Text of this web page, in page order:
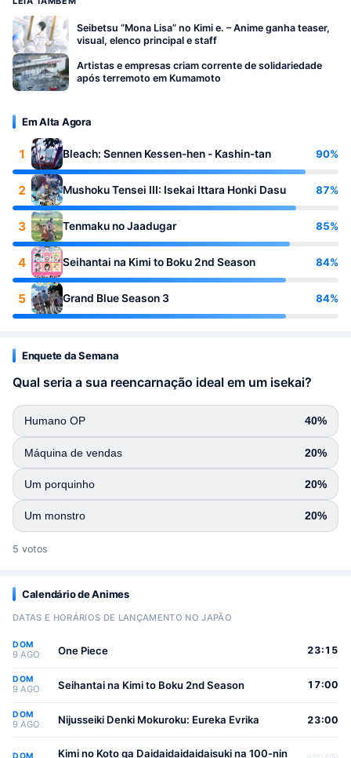
Seibetsu “Mona Lisa” no Kimi e. – Anime ganha teaser,
visual, elenco principal e staff
Artistas e empresas criam corrente de solidariedade
após terremoto em Kumamoto
Em Alta Agora
1 Bleach: Sennen Kessen-hen - Kashin-tan 90%
2 Mushoku Tensei III: Isekai Ittara Honki Dasu 87%
3 Tenmaku no Jaadugar 85%
4 Seihantai na Kimi to Boku 2nd Season 84%
5 Grand Blue Season 3 84%
Enquete da Semana
Qual seria a sua reencarnação ideal em um isekai?
Humano OP 40%
Máquina de vendas 20%
Um porquinho 20%
Um monstro 20%
5 votos
Calendário de Animes
DATAS E HORÁRIOS DE LANÇAMENTO NO JAPÃO
DOM
9 AGO One Piece 23:15
DOM
9 AGO Seihantai na Kimi to Boku 2nd Season 17:00
DOM
9 AGO Nijusseiki Denki Mokuroku: Eureka Evrika 23:00
DOM
Kimi no Koto ga Daidaidaidaidaisuki na 100-nin